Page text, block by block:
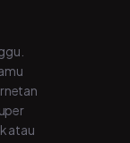
atau